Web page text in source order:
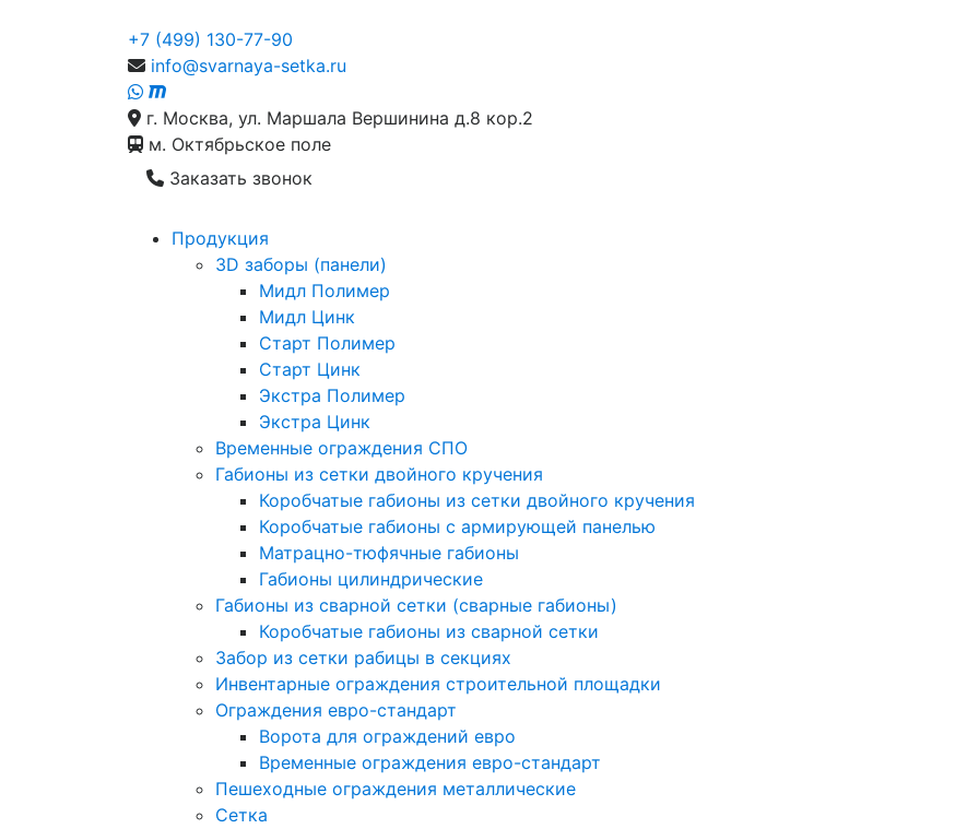
+7 (499) 130-77-90
info@svarnaya-setka.ru
г. Москва, ул. Маршала Вершинина д.8 кор.2
м. Октябрьское поле
Заказать звонок
Продукция
3D заборы (панели)
Мидл Полимер
Мидл Цинк
Старт Полимер
Старт Цинк
Экстра Полимер
Экстра Цинк
Временные ограждения СПО
Габионы из сетки двойного кручения
Коробчатые габионы из сетки двойного кручения
Коробчатые габионы с армирующей панелью
Матрацно-тюфячные габионы
Габионы цилиндрические
Габионы из сварной сетки (сварные габионы)
Коробчатые габионы из сварной сетки
Забор из сетки рабицы в секциях
Инвентарные ограждения строительной площадки
Ограждения евро-стандарт
Ворота для ограждений евро
Временные ограждения евро-стандарт
Пешеходные ограждения металлические
Сетка